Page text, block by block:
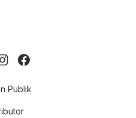
Publik